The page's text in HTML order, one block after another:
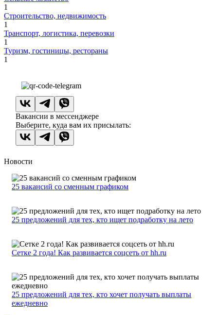
1
Строительство, недвижимость
1
Транспорт, логистика, перевозки
1
Туризм, гостиницы, рестораны
1
Вакансии в мессенджере
Выберите, куда вам их присылать:
Новости
25 вакансий со сменным графиком
25 предложений для тех, кто ищет подработку на лето
Сетке 2 года! Как развивается соцсеть от hh.ru
25 предложений для тех, кто хочет получать выплаты
ежедневно